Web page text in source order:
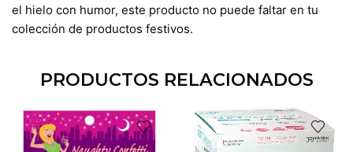
el hielo con humor, este producto no puede faltar en tu
colección de productos festivos.
PRODUCTOS RELACIONADOS